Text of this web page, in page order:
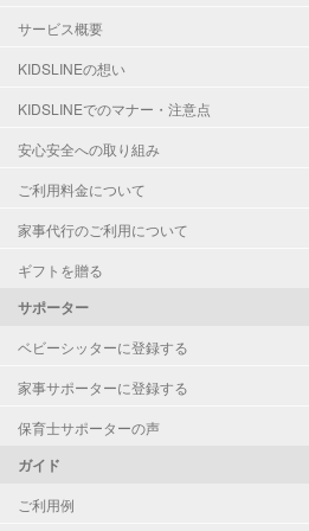
サービス概要
KIDSLINEの想い
KIDSLINEでのマナー・注意点
安心安全への取り組み
ご利用料金について
家事代行のご利用について
ギフトを贈る
サポーター
ベビーシッターに登録する
家事サポーターに登録する
保育士サポーターの声
ガイド
ご利用例